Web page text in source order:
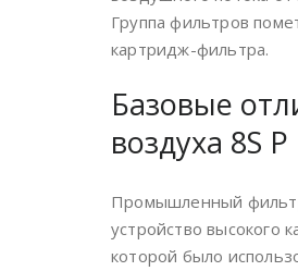
Группа фильтров
картридж-фильтра.
Базовые
воздуха 8S P
Промышленный
устройство высокого
которой было